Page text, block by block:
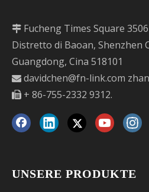
 Fucheng Times Square
Distretto di Baoan, Shenzhen
Guangdong, Cina 518101
 davidchen@fn-link.com
 + 86-755-2332 9312.
UNSERE PRODUKTE